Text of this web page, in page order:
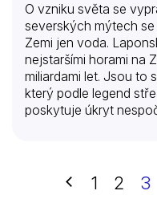
O vzniku světa se
severských mýtech
Zemi jen voda.
nejstaršími horami na
miliardami let. Jsou to
který podle legend
poskytuje úkryt
útvary mají
spojováno s duchy. V
Předchozí
1 2 3